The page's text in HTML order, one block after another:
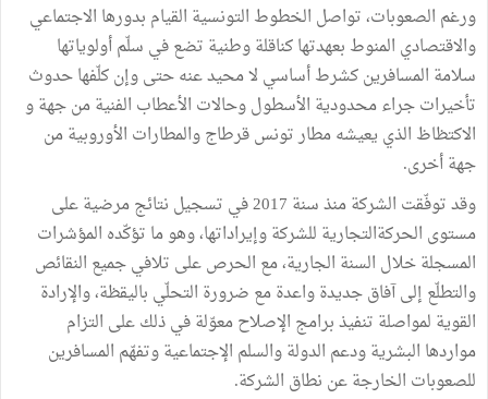
ورغم الصعوبات، تواصل الخطوط التونسية القيام بدورها الاجتماعي
والاقتصادي المنوط بعهدتها كناقلة وطنية تضع في سلّم أولوياتها
سلامة المسافرين كشرط أساسي لا محيد عنه حتى وإن كلّفها حدوث
تأخيرات جراء محدودية الأسطول وحالات الأعطاب الفنية من جهة و
الاكتظاظ الذي يعيشه مطار تونس قرطاج والمطارات الأوروبية من
جهة أخرى.
وقد توفّقت الشركة منذ سنة 2017 في تسجيل نتائج مرضية على
مستوى الحركةالتجارية للشركة وإيراداتها، وهو ما تؤكّده المؤشرات
المسجلة خلال السنة الجارية، مع الحرص على تلافي جميع النقائص
والتطلّع إلى آفاق جديدة واعدة مع ضرورة التحلّي باليقظة، والإرادة
القوية لمواصلة تنفيذ برامج الإصلاح معوّلة في ذلك على التزام
مواردها البشرية ودعم الدولة والسلم الإجتماعية وتفهّم المسافرين
للصعوبات الخارجة عن نطاق الشركة.